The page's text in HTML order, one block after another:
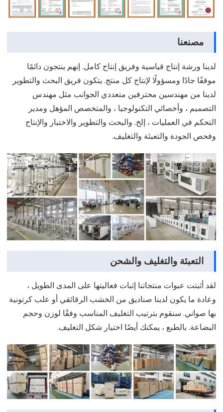
مصنعنا
لدينا ورشة إنتاج قياسية وفريق إنتاج كامل. إنهم ينتجون دائمًا
موقفًا جادًا ومسؤولًا لإنتاج كل منتج. يتكون فريق البحث والتطوير
لدينا من مهندسين محترفين متعددي الجوانب مثل مهندس
التصميم ، وأخصائي التكنولوجيا ، والمتخصص المؤهل ومدير
التحكم في العمليات ، إلخ. والبحث والتطوير والاختبار والإنتاج
وفحص الجودة والتعبئة والتغليف.
التعبئة والتغليف والشحن
لقد أثبتت عبوات منتجاتنا إثبات فعاليتها على المدى الطويل ،
وعادة ما يكون لدينا صناديق من الخشب الرقائقي أو علب كرتونية
بها صواني. سنقوم بترتيب التغليف المناسب وفقًا لوزن وحجم
البضاعة. بالطبع ، يمكنك أيضًا اختيار شكل التغليف.